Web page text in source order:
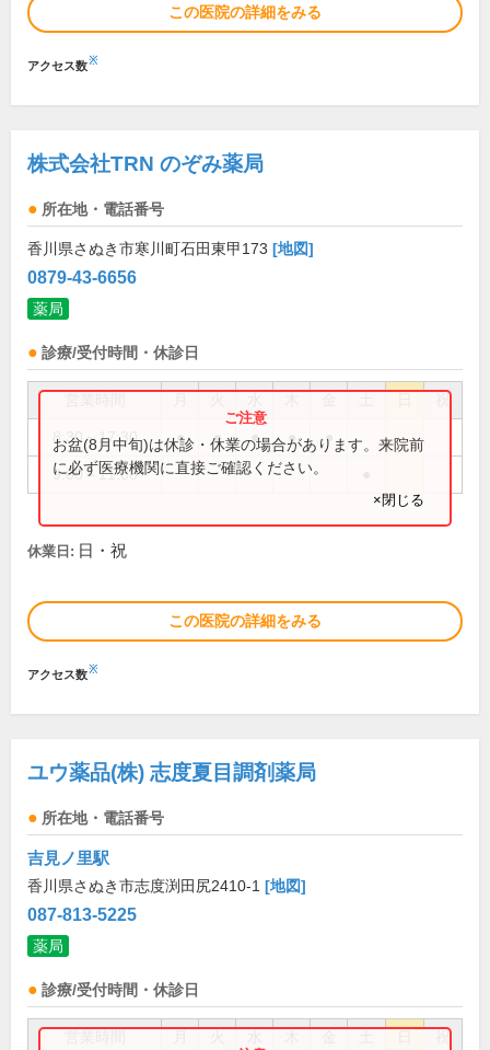
この医院の詳細をみる
アクセス数※
株式会社TRN のぞみ薬局
所在地・電話番号
香川県さぬき市寒川町石田東甲173 [地図]
0879-43-6656
薬局
診療/受付時間・休診日
祝
8:30～17:30 ● ● ● ● ●
9:00～11:00
お盆(8月中旬)は休診・休業の場合があります。来院前
に必ず医療機関に直接ご確認ください。
×閉じる
休業日: 日・祝
この医院の詳細をみる
アクセス数※
ユウ薬品(株) 志度夏目調剤薬局
所在地・電話番号
吉見ノ里駅
香川県さぬき市志度渕田尻2410-1 [地図]
087-813-5225
薬局
診療/受付時間・休診日
祝